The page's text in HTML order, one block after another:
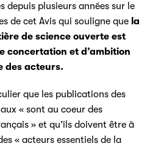
depuis plusieurs années sur le
de cet Avis qui souligne que la
de science ouverte est
concertation et d’ambition
des acteurs.
que les publications des
« sont au coeur des
» et qu’ils doivent être à
« acteurs essentiels de la